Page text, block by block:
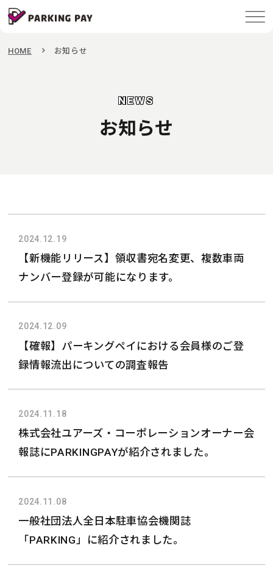
HOME お知らせ
NEWS
お知らせ
2024.12.19
【新機能リリース】領収書宛名変更、複数車両
ナンバー登録が可能になります。
2024.12.09
【確報】パーキングペイにおける会員様のご登
録情報流出についての調査報告
2024.11.18
株式会社ユアーズ・コーポレーションオーナー会
報誌にPARKINGPAYが紹介されました。
2024.11.08
一般社団法人全日本駐車協会機関誌
「PARKING」に紹介されました。